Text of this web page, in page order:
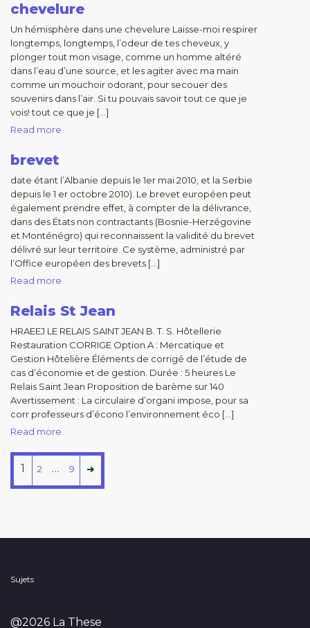
chevelure
Un hémisphère dans une chevelure Laisse-moi respirer
longtemps, longtemps, l’odeur de tes cheveux, y
plonger tout mon visage, comme un homme altéré
dans l’eau d’une source, et les agiter avec ma main
comme un mouchoir odorant, pour secouer des
souvenirs dans l’air. Si tu pouvais savoir tout ce que je
vois! tout ce que je […]
Read more
brevet
date étant l’Albanie depuis le 1er mai 2010, et la Serbie
depuis le 1 er octobre 2010). Le brevet européen peut
également prendre effet, à compter de la délivrance,
dans des États non contractants (Bosnie-Herzégovine
et Monténégro) qui reconnaissent la validité du brevet
délivré sur leur territoire. Ce système, administré par
l’Office européen des brevets […]
Read more
Relais St Jean
HRAEEJ LE RELAIS SAINT JEAN B. T. S. Hôtellerie
Restauration CORRIGE Option A : Mercatique et
Gestion Hôtelière Éléments de corrigé de l’étude de
cas d’économie et de gestion. Durée : 5 heures Le
Relais Saint Jean Proposition de barème sur 140
Avertissement : La circulaire d’organi impose, pour sa
corr professeurs d’écono l’environnement éco […]
Read more
1 2 … 9
Sujets
@2026 La These